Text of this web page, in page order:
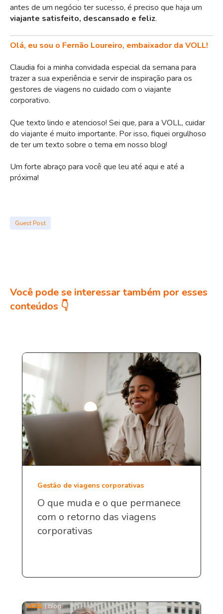
antes de um negócio ter sucesso, é preciso que haja um
viajante satisfeito, descansado e feliz.
Olá, eu sou o Fernão Loureiro, embaixador da VOLL!
Claudia foi a minha convidada especial da semana para
trazer a sua experiência e servir de inspiração para os
gestores de viagens no cuidado com o viajante
corporativo.
Que texto lindo e atencioso! Sei que, para a VOLL, cuidar
do viajante é muito importante. Por isso, fiquei orgulhoso
de ter um texto sobre o tema em nosso blog!
Um forte abraço para você que leu até aqui e até a
próxima!
Guest Post
Você pode se interessar também por esses
conteúdos 👇
Gestão de viagens corporativas
O que muda e o que permanece
com o retorno das viagens
corporativas